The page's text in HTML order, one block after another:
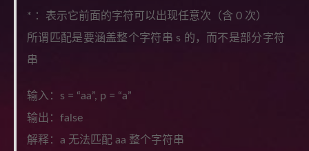
* ：表示它前面的字符可以出现任意次（含 0 次）
所谓匹配是要涵盖整个字符串 s 的，而不是部分字符
串
输入：s = “aa”, p = “a”
输出：false
解释：a 无法匹配 aa 整个字符串